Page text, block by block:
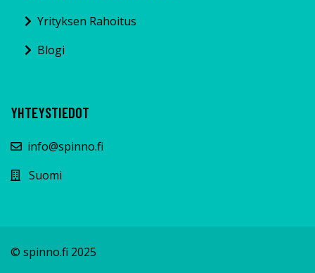
Yrityksen Rahoitus
Blogi
YHTEYSTIEDOT
info@spinno.fi
Suomi
© spinno.fi 2025